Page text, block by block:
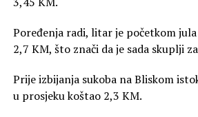
Poređenja radi, litar je početkom
2,7 KM, što znači da je sada skuplji
Prije izbijanja sukoba na Bliskom
u prosjeku koštao 2,3 KM.